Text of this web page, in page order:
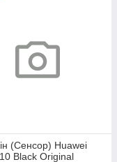
(Сенсор) Huawei
Black Original